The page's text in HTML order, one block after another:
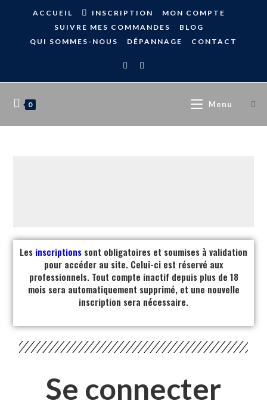
ACCUEIL INSCRIPTION
MON COMPTE
SUIVRE MES COMMANDES
BLOG
QUI SOMMES-NOUS
DÉPANNAGE CONTACT
0 Menu
Les inscriptions sont obligatoires et soumises à validation
pour accéder au site. Celui-ci est réservé aux
professionnels. Tout compte inactif depuis plus de 18
mois sera automatiquement supprimé, et une nouvelle
inscription sera nécessaire.
Se connecter